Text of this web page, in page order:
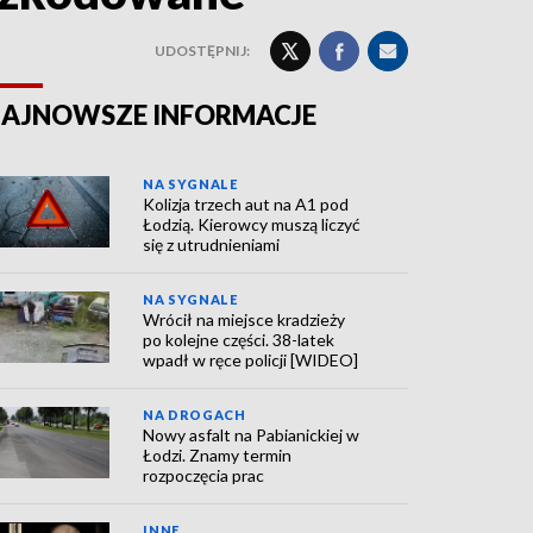
UDOSTĘPNIJ:
INFORMACJE
NA SYGNALE
Kolizja trzech aut na A1 pod
Łodzią. Kierowcy muszą liczyć
się z utrudnieniami
NA SYGNALE
Wrócił na miejsce kradzieży
po kolejne części. 38-latek
wpadł w ręce policji [WIDEO]
NA DROGACH
Nowy asfalt na Pabianickiej w
Łodzi. Znamy termin
rozpoczęcia prac